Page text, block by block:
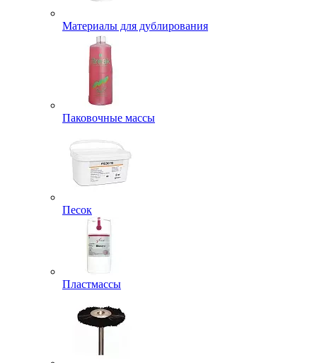
Материалы для дублирования
Паковочные массы
Песок
Пластмассы